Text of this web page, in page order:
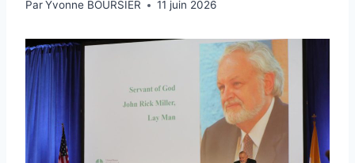
ParYvonne BOURSIER 11 juin 2026